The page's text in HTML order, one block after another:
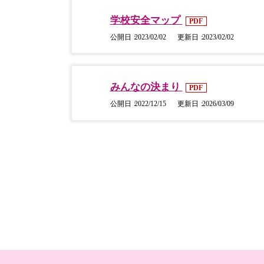
学校安全マップ
PDF
公開日 2023/02/02 更新日 2023/02/02
みんなの決まり
PDF
公開日 2022/12/15 更新日 2026/03/09